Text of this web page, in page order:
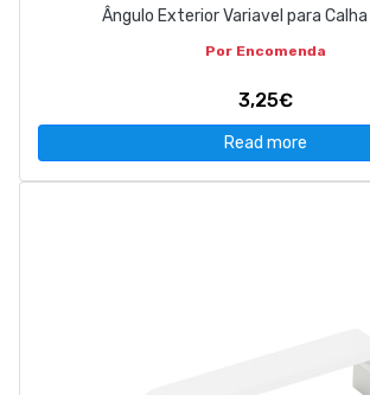
Ângulo Exterior Variavel para
Por Encomenda
3,25€
Read more